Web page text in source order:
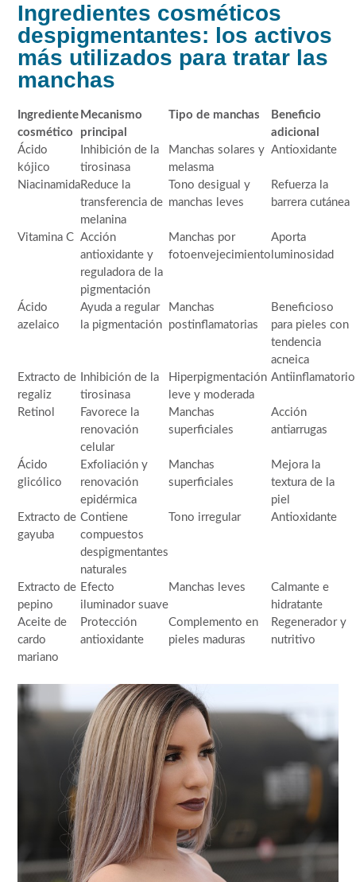
Ingredientes cosméticos
despigmentantes: los activos
más utilizados para tratar las
manchas
Ingrediente
cosmético
Mecanismo
principal
Tipo de manchas
Beneficio
adicional
Ácido
kójico
Inhibición de la
tirosinasa
Manchas solares y
melasma
Antioxidante
NiacinamidaReduce la
transferencia de
melanina
Tono desigual y
manchas leves
Refuerza la
barrera cutánea
Vitamina C Acción
antioxidante y
reguladora de la
pigmentación
Manchas por
fotoenvejecimiento
Aporta
luminosidad
Ácido
azelaico
Ayuda a regular
la pigmentación
Manchas
postinflamatorias
Beneficioso
para pieles con
tendencia
acneica
Extracto de
regaliz
Inhibición de la
tirosinasa
Hiperpigmentación
leve y moderada
Antiinflamatorio
Retinol
Favorece la
renovación
celular
Manchas
superficiales
Acción
antiarrugas
Ácido
glicólico
Exfoliación y
renovación
epidérmica
Manchas
superficiales
Mejora la
textura de la
piel
Extracto de
gayuba
Contiene
compuestos
despigmentantes
naturales
Tono irregular Antioxidante
Extracto de
pepino
Efecto
iluminador suave
Manchas leves
Calmante e
hidratante
Aceite de
cardo
mariano
Protección
antioxidante
Complemento en
pieles maduras
Regenerador y
nutritivo